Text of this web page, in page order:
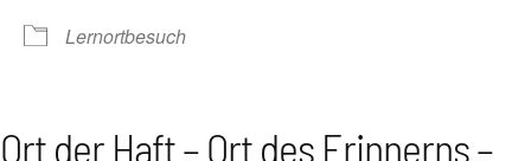
Lernortbesuch
Ort der Haft – Ort des Erinnerns –